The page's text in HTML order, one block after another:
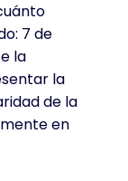
7 de
la
la
de la
en